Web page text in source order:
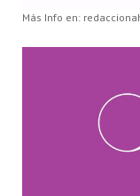
Más Info en: